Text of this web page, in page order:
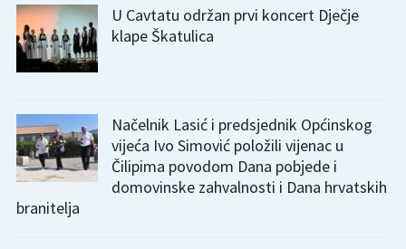
U Cavtatu održan prvi koncert Dječje
klape Škatulica
Načelnik Lasić i predsjednik Općinskog
vijeća Ivo Simović položili vijenac u
Čilipima povodom Dana pobjede i
domovinske zahvalnosti i Dana hrvatskih
branitelja